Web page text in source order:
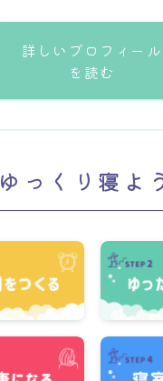
詳しいプロフィール
を読む
ゆっくり寝よ